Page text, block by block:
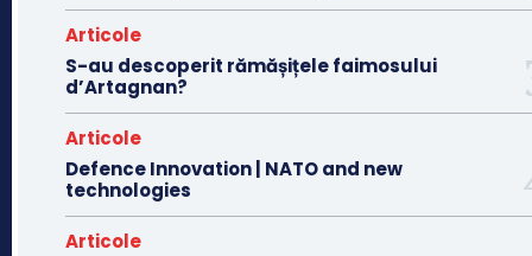
Articole
S-au descoperit rămășițele faimosului
d’Artagnan?
Articole
Defence Innovation | NATO and new
technologies
Articole